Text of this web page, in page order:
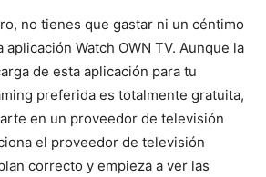
no tienes que gastar ni un céntimo
aplicación Watch OWN TV. Aunque la
de esta aplicación para tu
preferida es totalmente gratuita,
en un proveedor de televisión
el proveedor de televisión
correcto y empieza a ver las